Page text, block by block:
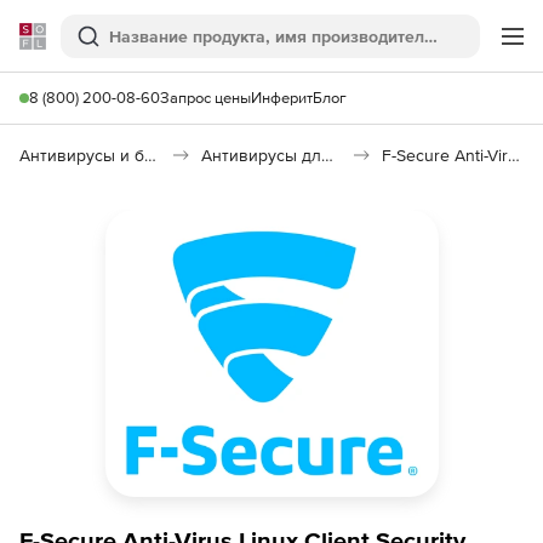
Softline
Поиск
8 (800) 200-08-60Запрос ценыИнферитБлог
Антивирусы и безопасность Антивирусы для организаций F-Secure Anti-Virus Linux Client Security